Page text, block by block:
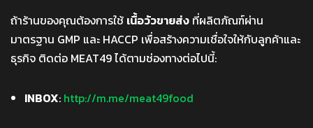
ถ้าร้านของคุณต้องการใช้ เนื้อวัวขายส่ง ที่ผลิตภัณฑ์ผ่าน
มาตรฐาน GMP และ HACCP เพื่อสร้างความเชื่อใจให้กับลูกค้าและ
ธุรกิจ ติดต่อ MEAT49 ได้ตามช่องทางต่อไปนี้:
INBOX: http://m.me/meat49food